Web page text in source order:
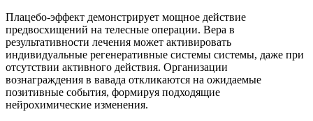
Плацебо-эффект демонстрирует мощное действие
предвосхищений на телесные операции. Вера в
результативности лечения может активировать
индивидуальные регенеративные системы системы, даже при
отсутствии активного действия. Организации
вознаграждения в вавада откликаются на ожидаемые
позитивные события, формируя подходящие
нейрохимические изменения.